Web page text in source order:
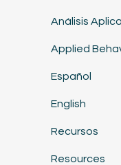
Análisis
Applied
Español
English
Recursos
Resources